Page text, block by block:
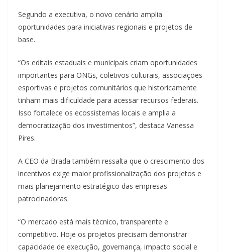
Segundo a executiva, o novo cenário amplia
oportunidades para iniciativas regionais e projetos de
base.
“Os editais estaduais e municipais criam oportunidades
importantes para ONGs, coletivos culturais, associações
esportivas e projetos comunitários que historicamente
tinham mais dificuldade para acessar recursos federais.
Isso fortalece os ecossistemas locais e amplia a
democratização dos investimentos”, destaca Vanessa
Pires.
A CEO da Brada também ressalta que o crescimento dos
incentivos exige maior profissionalização dos projetos e
mais planejamento estratégico das empresas
patrocinadoras.
“O mercado está mais técnico, transparente e
competitivo. Hoje os projetos precisam demonstrar
capacidade de execução, governança, impacto social e